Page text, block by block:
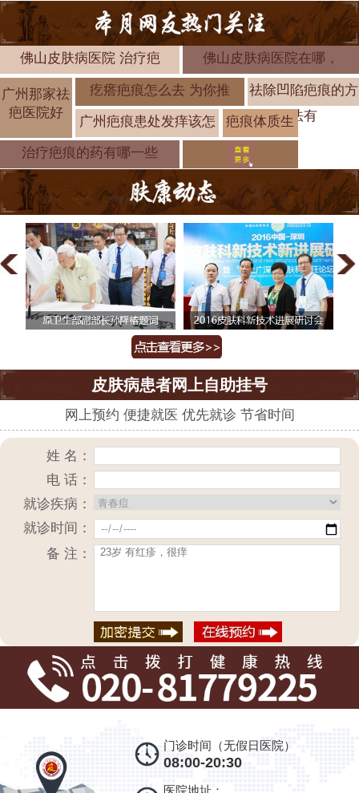
佛山皮肤病医院 治疗疤 佛山皮肤病医院在哪，
广州那家祛
疤医院好
疙瘩疤痕怎么去 为你推
祛除凹陷疤痕的方
法有
广州疤痕患处发痒该怎
疤痕体质生
孩子怎么办
治疗疤痕的药有哪一些
皮肤病患者网上自助挂号
网上预约 便捷就医 优先就诊 节省时间
姓 名：
电 话：
就诊疾病：
就诊时间：
备 注：
门诊时间（无假日医院）
08:00-20:30
医院地址：